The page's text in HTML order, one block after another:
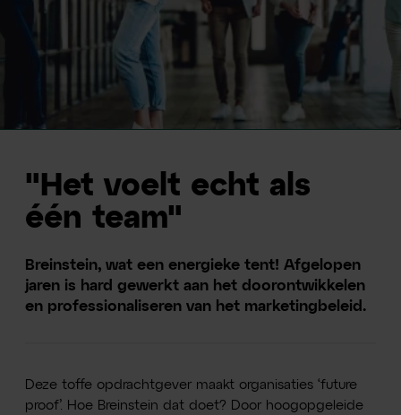
"Het voelt echt als
één team"
Breinstein, wat een energieke tent! Afgelopen
jaren is hard gewerkt aan het doorontwikkelen
en professionaliseren van het marketingbeleid.
Deze toffe opdrachtgever maakt organisaties ‘future
proof’. Hoe Breinstein dat doet? Door hoogopgeleide